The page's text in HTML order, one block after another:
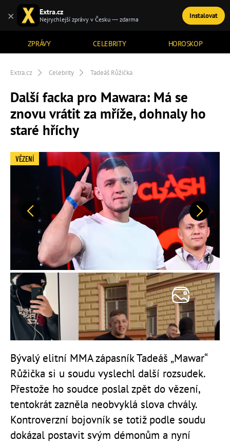
ZPRÁVY CELEBRITY HOROSKOP
TÉMATA
Extra.cz Celebrity Tadeáš Růžička
Další facka pro Mawara: Má se
znovu vrátit za mříže, dohnaly ho
staré hříchy
Předchozí Další
VĚZENÍ
Bývalý elitní MMA zápasník Tadeáš „Mawar“
Růžička si u soudu vyslechl další rozsudek.
Přestože ho soudce poslal zpět do vězení,
tentokrát zazněla neobvyklá slova chvály.
Kontroverzní bojovník se totiž podle soudu
dokázal postavit svým démonům a nyní
× Extra.cz
Nejrychlejší zprávy v Česku — zdarma Instalovat